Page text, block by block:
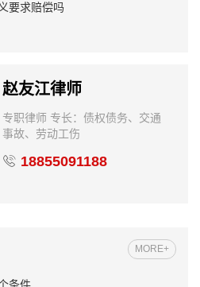
要求赔偿吗
赵友江律师
专职律师 专长：债权债务、交通
事故、劳动工伤
18855091188
MORE+
条件